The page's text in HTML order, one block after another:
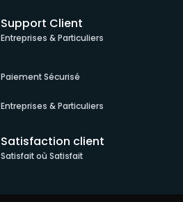
Support Client
Entreprises & Particuliers
Paiement Sécurisé
Entreprises & Particuliers
Satisfaction client
Satisfait où Satisfait